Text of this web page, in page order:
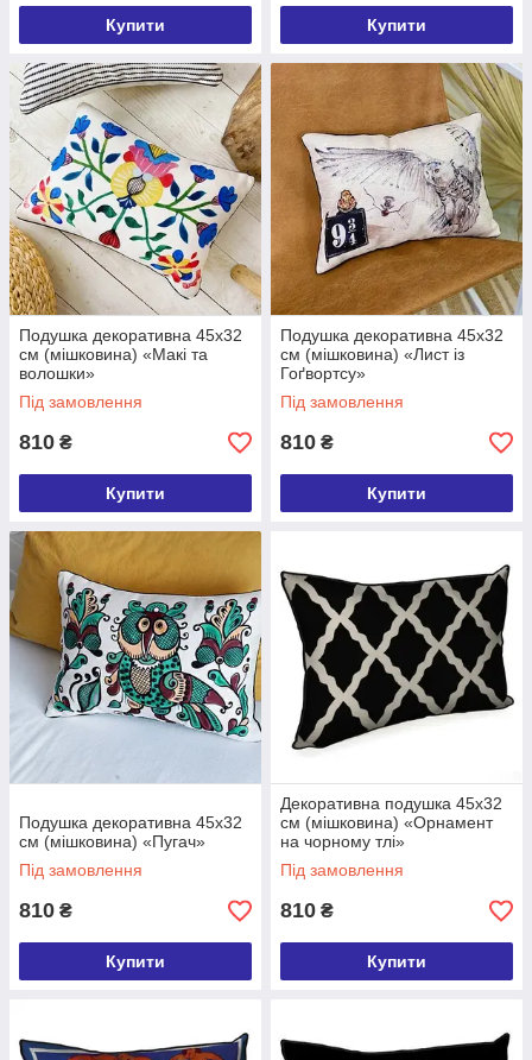
Купити Купити
Подушка декоративна 45х32
см (мішковина) «Макі та
волошки»
Під замовлення
810 ₴
Купити
Подушка декоративна 45х32
см (мішковина) «Лист із
Гоґвортсу»
Під замовлення
810 ₴
Купити
Подушка декоративна 45х32
см (мішковина) «Пугач»
Під замовлення
810 ₴
Купити
Декоративна подушка 45х32
см (мішковина) «Орнамент
на чорному тлі»
Під замовлення
810 ₴
Купити